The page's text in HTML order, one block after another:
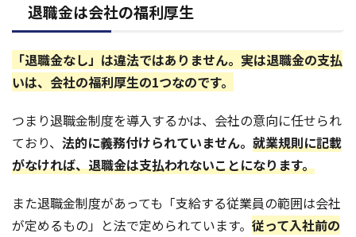
退職金は会社の福利厚生
「退職金なし」は違法ではありません。実は退職金の支払
いは、会社の福利厚生の1つなのです。
つまり退職金制度を導入するかは、会社の意向に任せられ
ており、 法的に義務付けられていません。 就業規則に記載
がなければ、退職金は支払われないことになります。
また退職金制度があっても「支給する従業員の範囲は会社
が定めるもの」と法で定められています。 従って入社前の